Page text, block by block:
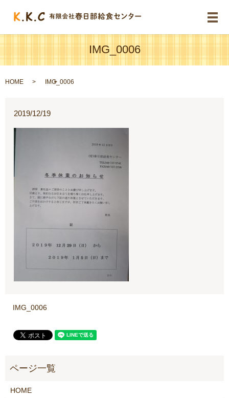
メ
IMG_0006
HOME IMG_0006
2019/12/19
IMG_0006
HOME